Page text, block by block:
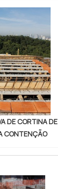
DE CORTINA DE
CONTENÇÃO